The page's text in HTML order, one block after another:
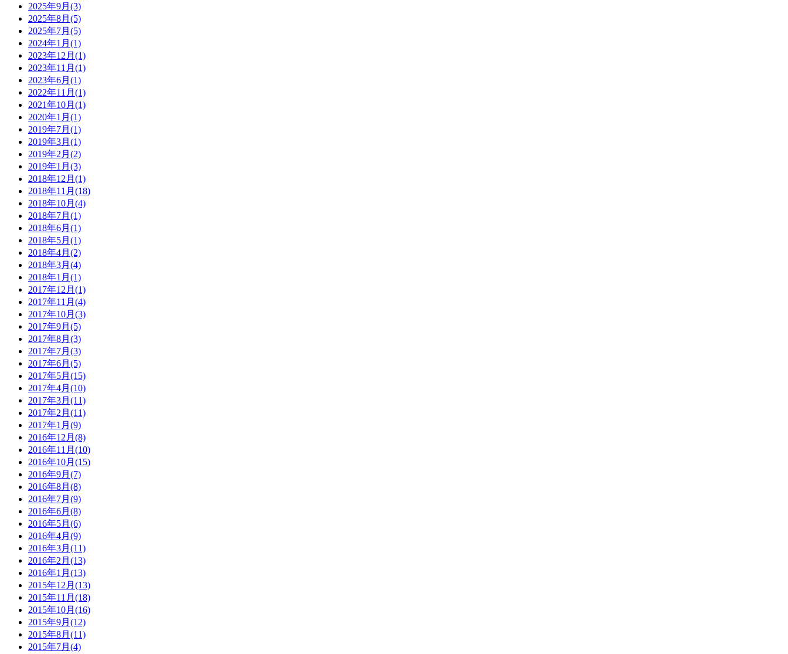
2025年9月(3)
2025年8月(5)
2025年7月(5)
2024年1月(1)
2023年12月(1)
2023年11月(1)
2023年6月(1)
2022年11月(1)
2021年10月(1)
2020年1月(1)
2019年7月(1)
2019年3月(1)
2019年2月(2)
2019年1月(3)
2018年12月(1)
2018年11月(18)
2018年10月(4)
2018年7月(1)
2018年6月(1)
2018年5月(1)
2018年4月(2)
2018年3月(4)
2018年1月(1)
2017年12月(1)
2017年11月(4)
2017年10月(3)
2017年9月(5)
2017年8月(3)
2017年7月(3)
2017年6月(5)
2017年5月(15)
2017年4月(10)
2017年3月(11)
2017年2月(11)
2017年1月(9)
2016年12月(8)
2016年11月(10)
2016年10月(15)
2016年9月(7)
2016年8月(8)
2016年7月(9)
2016年6月(8)
2016年5月(6)
2016年4月(9)
2016年3月(11)
2016年2月(13)
2016年1月(13)
2015年12月(13)
2015年11月(18)
2015年10月(16)
2015年9月(12)
2015年8月(11)
2015年7月(4)